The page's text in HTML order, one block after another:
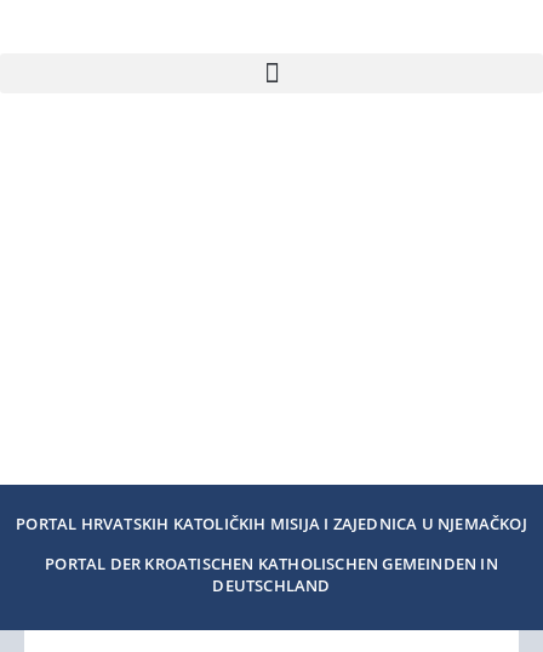
PORTAL HRVATSKIH KATOLIČKIH MISIJA I ZAJEDNICA U NJEMAČKOJ
PORTAL DER KROATISCHEN KATHOLISCHEN GEMEINDEN IN
DEUTSCHLAND